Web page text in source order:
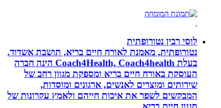
לוסי רבין נטורופתית
נטורופתית, מאמנת לאורח חיים בריא, תושבת אשדוד.
בעלת Coach4Health, Coach4health הינה חברה
העוסקת באורח חיים בריא ומספקת מגוון רחב של
שירותים ומוצרים לאנשים, ארגונים ומוסדות,
המבקשים לשפר את איכות חייהם ולאמץ עקרונות של